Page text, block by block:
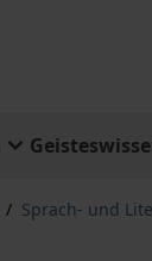
/ Sprach- und